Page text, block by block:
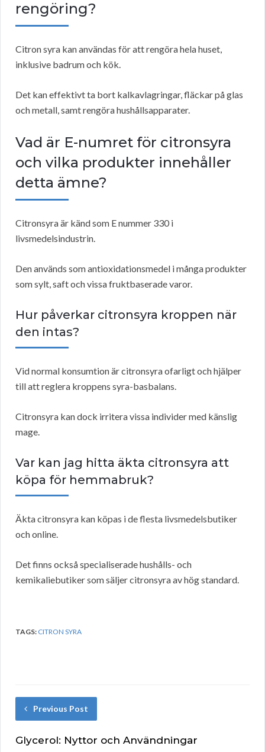
rengöring?
Citron syra kan användas för att rengöra hela huset,
inklusive badrum och kök.
Det kan effektivt ta bort kalkavlagringar, fläckar på glas
och metall, samt rengöra hushållsapparater.
Vad är E-numret för citronsyra
och vilka produkter innehåller
detta ämne?
Citronsyra är känd som E nummer 330 i
livsmedelsindustrin.
Den används som antioxidationsmedel i många produkter
som sylt, saft och vissa fruktbaserade varor.
Hur påverkar citronsyra kroppen när
den intas?
Vid normal konsumtion är citronsyra ofarligt och hjälper
till att reglera kroppens syra-basbalans.
Citronsyra kan dock irritera vissa individer med känslig
mage.
Var kan jag hitta äkta citronsyra att
köpa för hemmabruk?
Äkta citronsyra kan köpas i de flesta livsmedelsbutiker
och online.
Det finns också specialiserade hushålls- och
kemikaliebutiker som säljer citronsyra av hög standard.
TAGS: CITRON SYRA
Previous Post
Glycerol: Nyttor och Användningar